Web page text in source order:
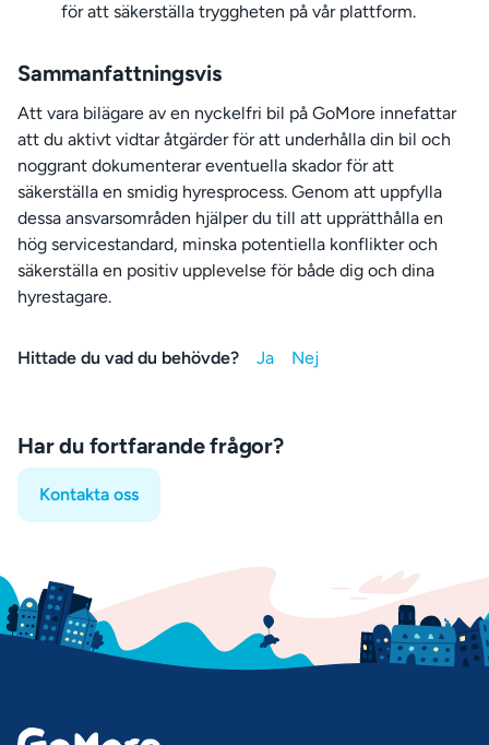
för att säkerställa tryggheten på vår plattform.
Sammanfattningsvis
Att vara bilägare av en nyckelfri bil på GoMore innefattar
att du aktivt vidtar åtgärder för att underhålla din bil och
noggrant dokumenterar eventuella skador för att
säkerställa en smidig hyresprocess. Genom att uppfylla
dessa ansvarsområden hjälper du till att upprätthålla en
hög servicestandard, minska potentiella konflikter och
säkerställa en positiv upplevelse för både dig och dina
hyrestagare.
Hittade du vad du behövde?
Har du fortfarande frågor?
Kontakta oss